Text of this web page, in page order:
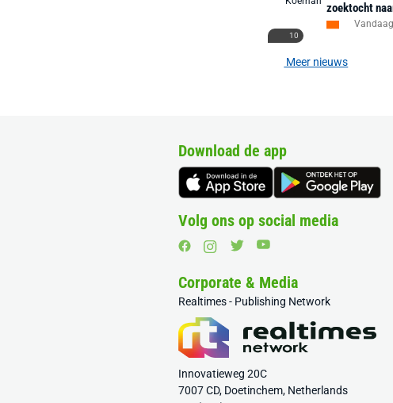
10
zoektocht
Meer nieuws
Download de app
Volg ons op social media
Corporate & Media
Realtimes - Publishing Network
Innovatieweg 20C
7007 CD, Doetinchem, Netherlands